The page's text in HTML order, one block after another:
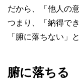
だから、「他人の
つまり、「納得で
「腑に落ちない」
腑に落ちる